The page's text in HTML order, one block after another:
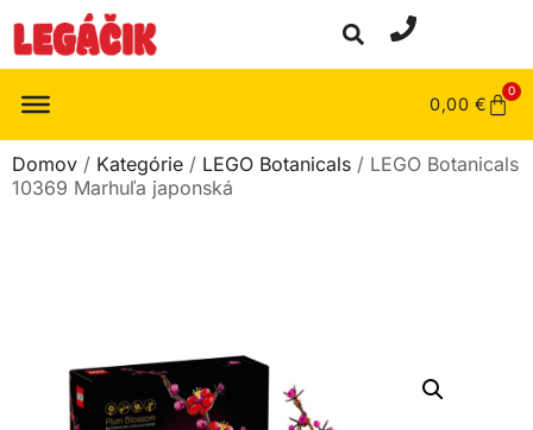
0,00 €
0
Domov / Kategórie / LEGO Botanicals / LEGO Botanicals
10369 Marhuľa japonská